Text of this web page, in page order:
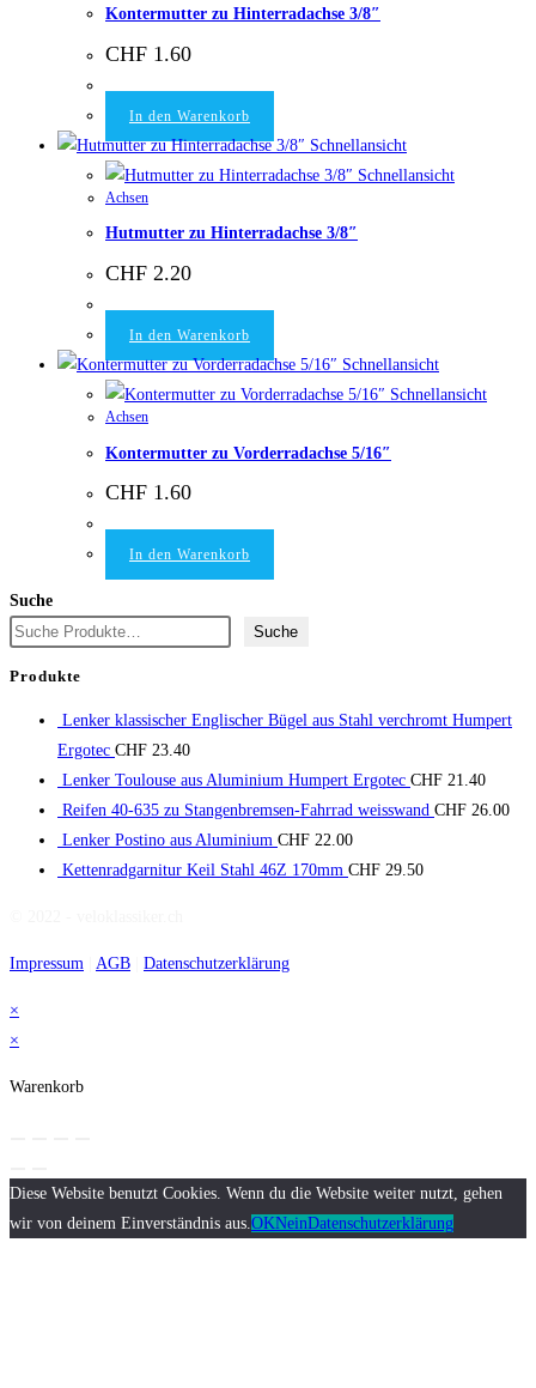
Kontermutter zu Hinterradachse 3/8″
CHF 1.60
In den Warenkorb
Schnellansicht
Schnellansicht
Achsen
Hutmutter zu Hinterradachse 3/8″
CHF 2.20
In den Warenkorb
Schnellansicht
Schnellansicht
Achsen
Kontermutter zu Vorderradachse 5/16″
CHF 1.60
In den Warenkorb
Suche
Suche
Produkte
Lenker klassischer Englischer Bügel aus Stahl verchromt Humpert
Ergotec CHF 23.40
Lenker Toulouse aus Aluminium Humpert Ergotec CHF 21.40
Reifen 40-635 zu Stangenbremsen-Fahrrad weisswand CHF 26.00
Lenker Postino aus Aluminium CHF 22.00
Kettenradgarnitur Keil Stahl 46Z 170mm CHF 29.50
Impressum AGB Datenschutzerklärung
×
×
Warenkorb
Diese Website benutzt Cookies. Wenn du die Website weiter nutzt, gehen
wir von deinem Einverständnis aus. OKNeinDatenschutzerklärung